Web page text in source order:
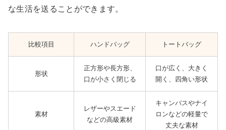
な生活を送ることができます。
比較項目 ハンドバッグ トートバッグ
形状
正方形や長方形、
口が小さく閉じる
口が広く、大きく
開く、四角い形状
素材
レザーやスエード
などの高級素材
キャンバスやナイ
ロンなどの軽量で
丈夫な素材